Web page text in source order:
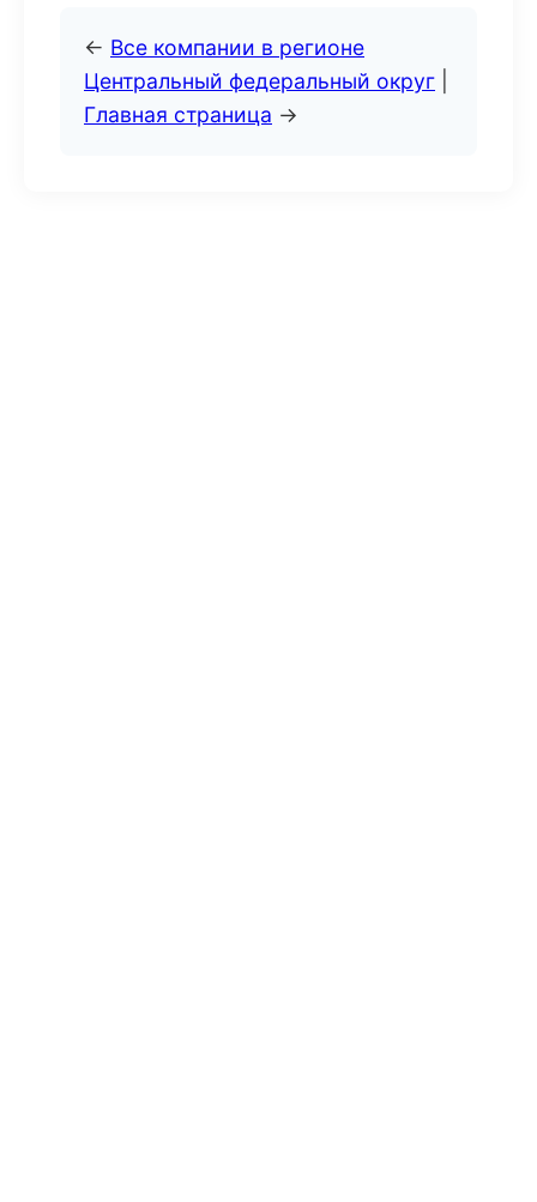
← Все компании в регионе
Центральный федеральный округ
Главная страница →